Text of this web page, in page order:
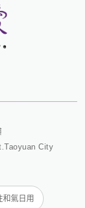
City
和氣日用